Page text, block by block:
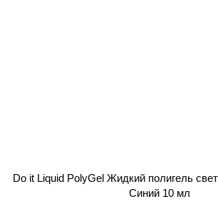
Do it Liquid PolyGel Жидкий полигель
Синий 10 мл